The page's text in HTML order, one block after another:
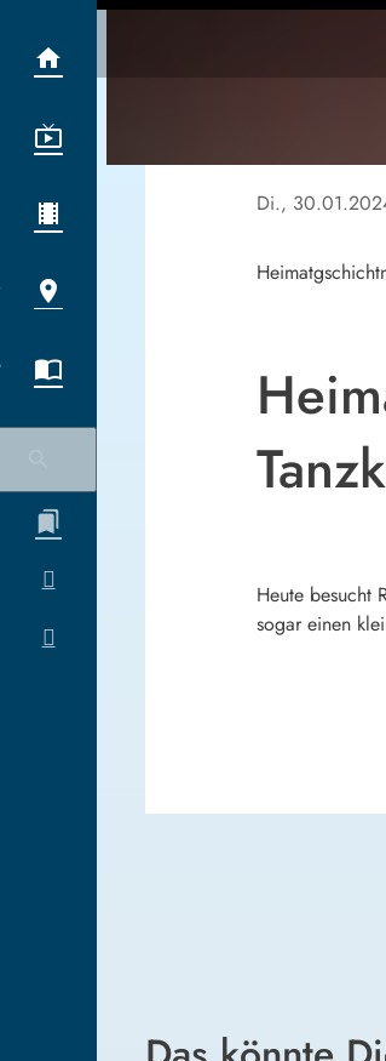
Di.,
Heute besucht
sogar einen